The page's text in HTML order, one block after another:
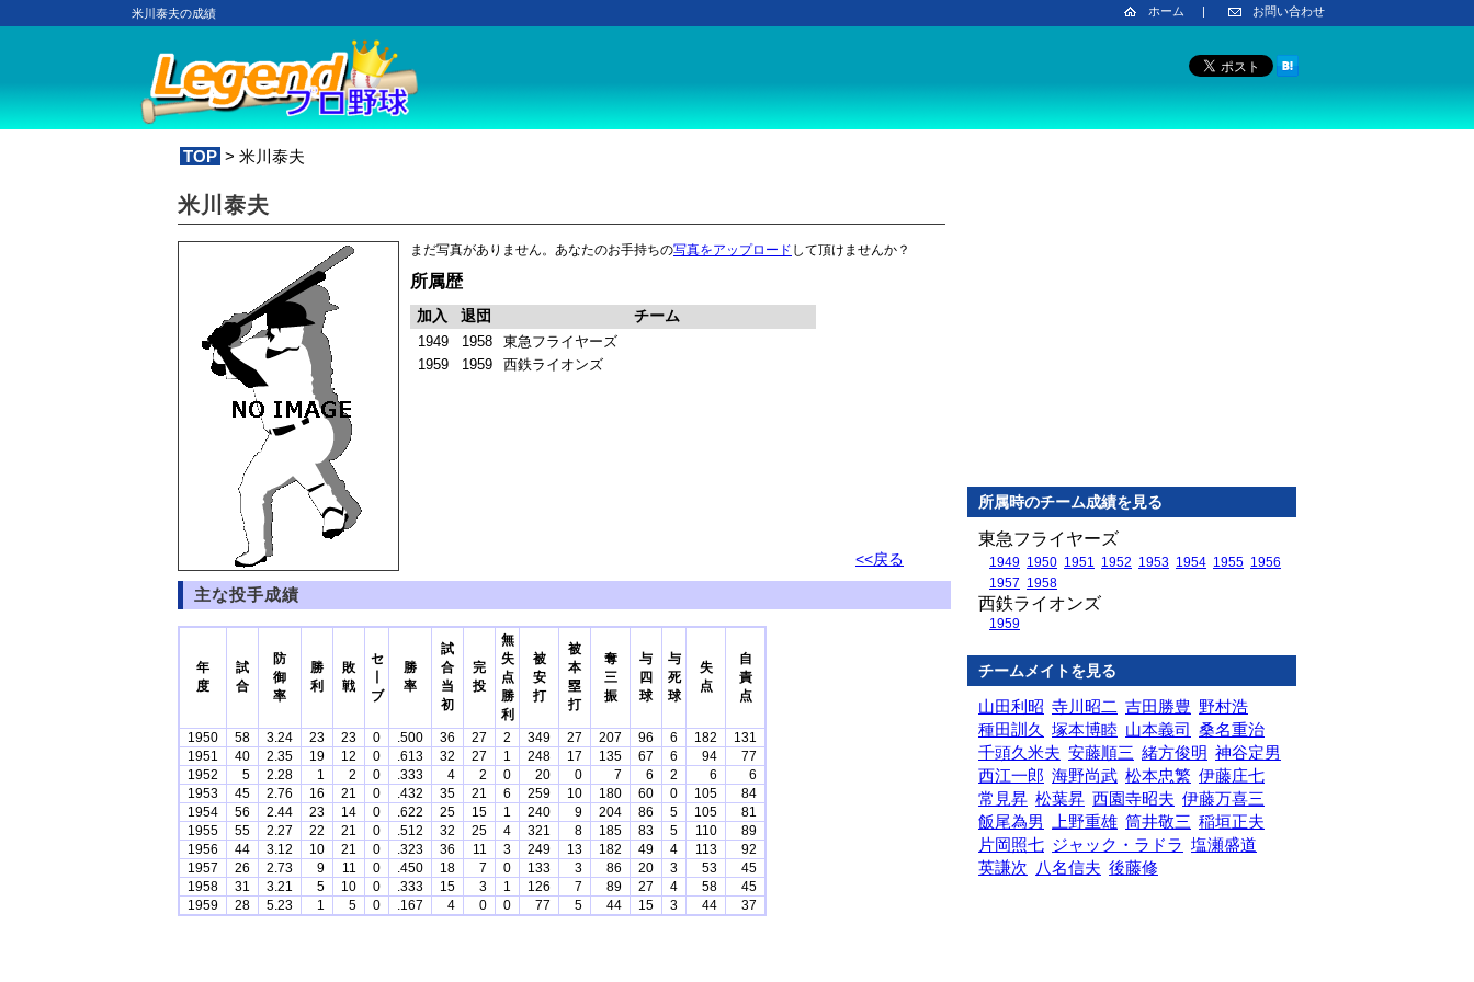
米川泰夫の成績 ホーム | お問い合わせ
TOP > 米川泰夫
所属時のチーム成績を見る
東急フライヤーズ
1949 1950 1951 1952 1953 1954 1955 1956
1957 1958
西鉄ライオンズ
1959
チームメイトを見る
山田利昭 寺川昭二 吉田勝豊 野村浩
種田訓久
塚本博睦 山本義司 桑名重治
千頭久米夫 安藤順三 緒方俊明 神谷定男
西江一郎 海野尚武 松本忠繁 伊藤庄七
常見昇 松葉昇 西園寺昭夫 伊藤万喜三
飯尾為男
上野重雄 筒井敬三 稲垣正夫
片岡照七 ジャック・ラドラ 塩瀬盛道
英謙次 八名信夫 後藤修
米川泰夫
まだ写真がありません。あなたのお手持ちの写真をアップロード して頂けませんか？
所属歴
加入 退団 チーム
1949 1958
東急フライヤーズ
1959
1959 西鉄ライオンズ
<<戻る
主な投手成績
年
度
試
合
防
御
率
勝
利
敗
戦
セ
ブ
勝
率
試
合
当
初
完
投
無
失
点
勝
利
被
安
打
被
本
塁
打
奪
三
振
与
四
球
与
死
球
失
点
自
責
点
1950 58 3.24 23 23 0 .500 36 27 2 349 27 207 96 6 182
131
1951
40 2.35 19 12 0 .613 32 27 1 248 17 135 67 6 94
77
1952
5 2.28 1 2 0 .333 4 2 0 20 0 7 6 2 6
6
1953
45 2.76 16 21 0 .432 35 21 6 259 10 180 60 0 105
84
1954
56 2.44 23 14 0 .622 25 15 1 240 9 204 86 5 105
81
1955
55 2.27 22 21 0 .512 32 25 4 321 8 185 83 5 110
89
1956
44 3.12 10 21 0 .323 36 11 3 249 13 182 49 4 113
92
1957
26 2.73 9 11 0 .450 18 7 0 133 3 86 20 3 53
45
1958
31 3.21 5 10 0 .333 15 3 1 126 7 89 27 4 58
45
1959
28 5.23 1 5 0 .167 4 0 0 77 5 44 15 3 44 37